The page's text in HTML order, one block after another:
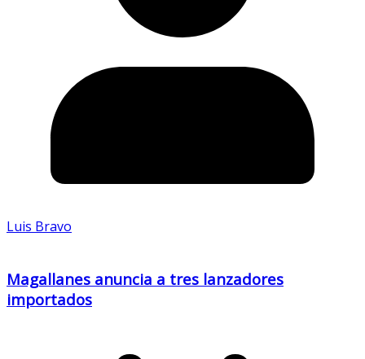
Luis Bravo
Magallanes anuncia a tres lanzadores
importados